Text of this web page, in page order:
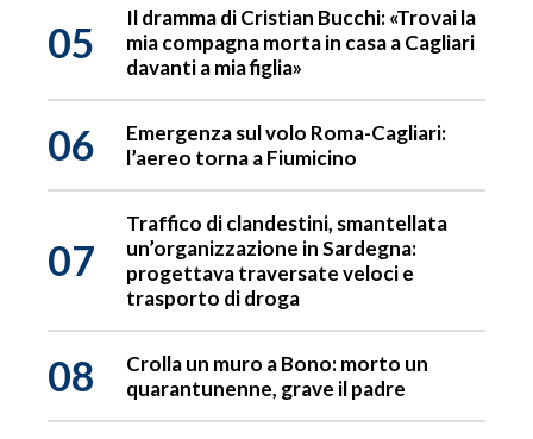
05
Il dramma di Cristian Bucchi: «Trovai la
mia compagna morta in casa a Cagliari
davanti a mia figlia»
06
Emergenza sul volo Roma-Cagliari:
l’aereo torna a Fiumicino
07
Traffico di clandestini, smantellata
un’organizzazione in Sardegna:
progettava traversate veloci e
trasporto di droga
08
Crolla un muro a Bono: morto un
quarantunenne, grave il padre